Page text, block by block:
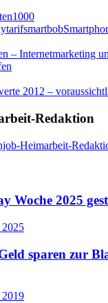
1000
smartbob
– Internetmarketing
2012 –
Redaktion
Heimarbeit-
Woche 2025
sparen zur